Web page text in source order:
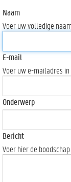
Naam
Voer uw volledige
E-mail
Voer uw e-mailadres in
Onderwerp
Bericht
Voer hier de